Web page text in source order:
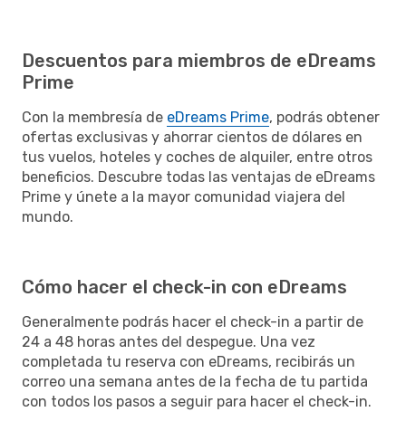
Descuentos para miembros de eDreams
Prime
Con la membresía de eDreams Prime, podrás obtener
ofertas exclusivas y ahorrar cientos de dólares en
tus vuelos, hoteles y coches de alquiler, entre otros
beneficios. Descubre todas las ventajas de eDreams
Prime y únete a la mayor comunidad viajera del
mundo.
Cómo hacer el check-in con eDreams
Generalmente podrás hacer el check-in a partir de
24 a 48 horas antes del despegue. Una vez
completada tu reserva con eDreams, recibirás un
correo una semana antes de la fecha de tu partida
con todos los pasos a seguir para hacer el check-in.